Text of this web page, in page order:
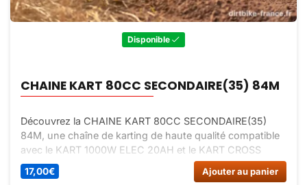
Disponible
CHAINE KART 80CC SECONDAIRE(35) 84M
Découvrez la CHAINE KART 80CC SECONDAIRE(35)
84M, une chaîne de karting de haute qualité compatible
avec le KART 1000W ELEC 20AH et le KART CROSS
80CC. Assurez une transmission efficace de la
puissance sur la piste avec cette chaîne de 84 mètres.
17,00€ Ajouter au panier